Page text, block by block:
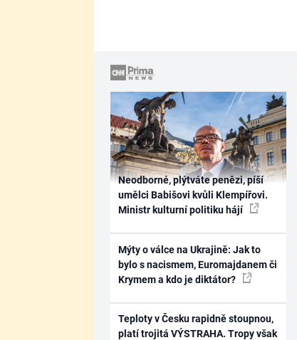
Neodborné, plýtváte penězi, píší
umělci Babišovi kvůli Klempířovi.
Ministr kulturní politiku hájí
Mýty o válce na Ukrajině: Jak to
bylo s nacismem, Euromajdanem či
Krymem a kdo je diktátor?
Teploty v Česku rapidně stoupnou,
platí trojitá VÝSTRAHA. Tropy však